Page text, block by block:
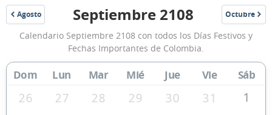
Agosto
2108
Calendario
Septiembre
2108
de
Colombia
Septiembre 2108 Octubre
2108
Calendario Septiembre 2108 con todos los Días Festivos y
Fechas Importantes de Colombia.
Dom Lun Mar Mié Jue Vie Sáb
26 27 28 29 30 31
1